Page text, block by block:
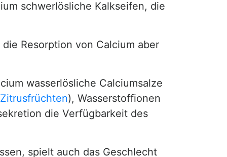
schwerlösliche Kalkseifen, die
Resorption von Calcium aber
wasserlösliche Calciumsalze
Zitrusfrüchten), Wasserstoffionen
die Verfügbarkeit des
spielt auch das Geschlecht